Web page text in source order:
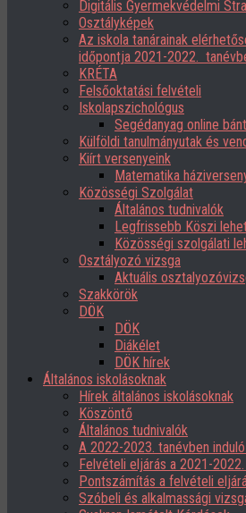
Digitális Gyermekvédelmi
Osztályképek
Az iskola tanárainak
időpontja 2021-2022.
KRÉTA
Felsőoktatási felvételi
Iskolapszichológus
Segédanyag online
Külföldi tanulmányutak és
Kiírt versenyeink
Matematika
Közösségi Szolgálat
Általános tudnivalók
Legfrissebb Köszi
Közösségi szolgálati
Osztályozó vizsga
Aktuális
Szakkörök
DÖK
DÖK
Diákélet
DÖK hírek
Általános iskolásoknak
Hírek általános iskolásoknak
Köszöntő
Általános tudnivalók
A 2022-2023. tanévben
Felvételi eljárás a 2021-
Pontszámítás a felvételi
Szóbeli és alkalmassági